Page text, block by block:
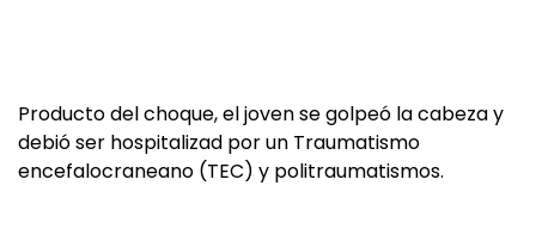
Producto del choque, el joven se golpeó la cabeza y
debió ser hospitalizad por un Traumatismo
encefalocraneano (TEC) y politraumatismos.